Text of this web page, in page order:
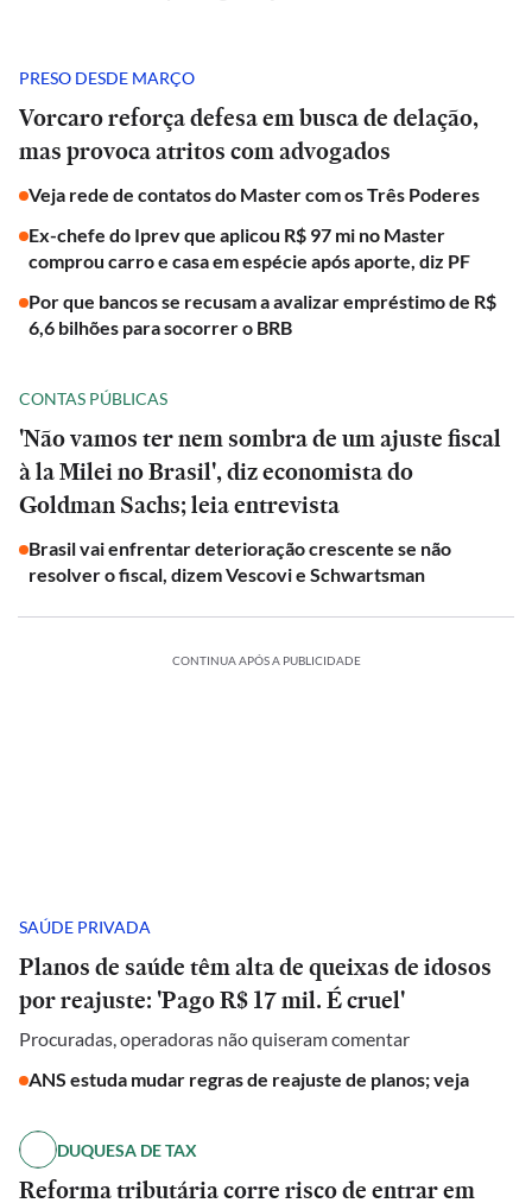
PRESO DESDE MARÇO
Vorcaro reforça defesa em busca de delação,
mas provoca atritos com advogados
Veja rede de contatos do Master com os Três Poderes
Ex-chefe do Iprev que aplicou R$ 97 mi no Master
comprou carro e casa em espécie após aporte, diz PF
Por que bancos se recusam a avalizar empréstimo de R$
6,6 bilhões para socorrer o BRB
CONTAS PÚBLICAS
'Não vamos ter nem sombra de um ajuste fiscal
à la Milei no Brasil', diz economista do
Goldman Sachs; leia entrevista
Brasil vai enfrentar deterioração crescente se não
resolver o fiscal, dizem Vescovi e Schwartsman
CONTINUA APÓS A PUBLICIDADE
SAÚDE PRIVADA
Planos de saúde têm alta de queixas de idosos
por reajuste: 'Pago R$ 17 mil. É cruel'
Procuradas, operadoras não quiseram comentar
ANS estuda mudar regras de reajuste de planos; veja
DUQUESA DE TAX
Reforma tributária corre risco de entrar em